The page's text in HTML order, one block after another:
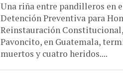
Una riña entre pandilleros en
Detención Preventiva para
Reinstauración
Pavoncito, en Guatemala,
muertos y cuatro heridos....